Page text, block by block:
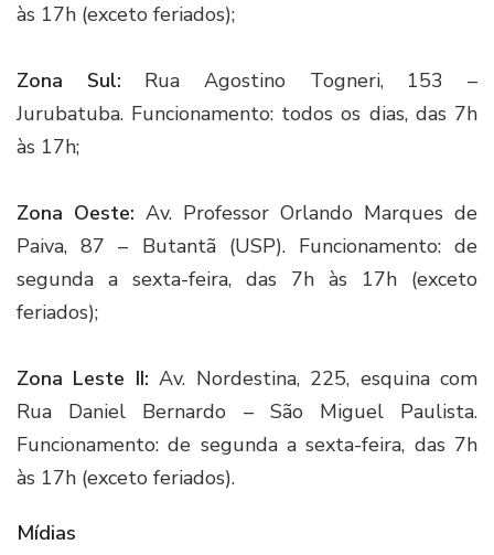
às 17h (exceto feriados);
Zona Sul: Rua Agostino Togneri, 153 –
Jurubatuba. Funcionamento: todos os dias, das 7h
às 17h;
Zona Oeste: Av. Professor Orlando Marques de
Paiva, 87 – Butantã (USP). Funcionamento: de
segunda a sexta-feira, das 7h às 17h (exceto
feriados);
Zona Leste II: Av. Nordestina, 225, esquina com
Rua Daniel Bernardo – São Miguel Paulista.
Funcionamento: de segunda a sexta-feira, das 7h
às 17h (exceto feriados).
Mídias